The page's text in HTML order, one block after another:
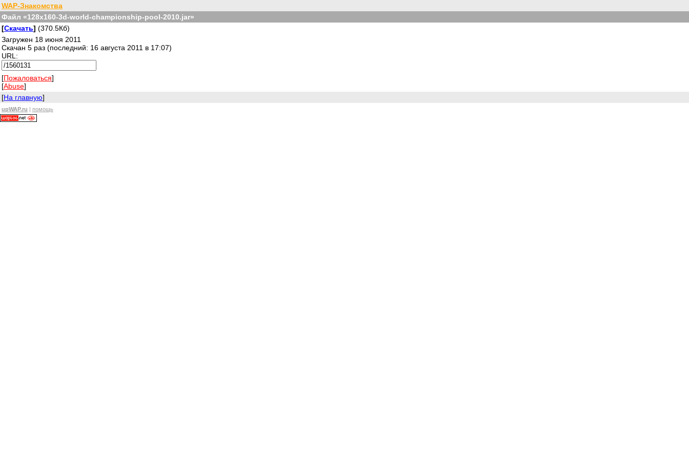
WAP-Знакомства
Файл «128x160-3d-world-championship-pool-2010.jar»
[Скачать] (370.5Кб)
Загружен 18 июня 2011
Скачан 5 раз (последний: 16 августа 2011 в 17:07)
URL:
[Пожаловаться]
[Abuse]
[На главную]
upWAP.ru | помощь